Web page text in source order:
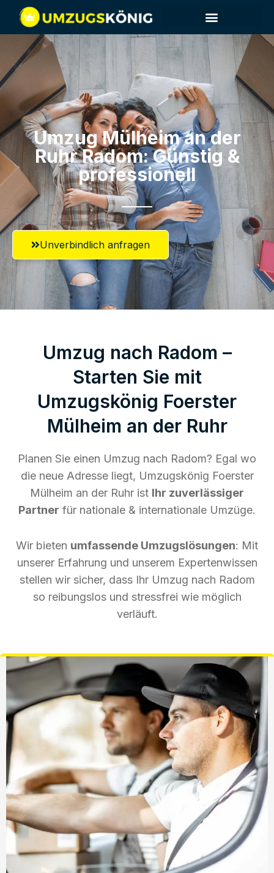
Umzug Mülheim an der
Ruhr​ Radom: Günstig &
professionell​
Unverbindlich anfragen
Umzug nach Radom –
Starten Sie mit
Umzugskönig Foerster
Mülheim an der Ruhr
Planen Sie einen Umzug nach Radom? Egal wo
die neue Adresse liegt, Umzugskönig Foerster
Mülheim an der Ruhr ist Ihr zuverlässiger
Partner für nationale & internationale Umzüge.
Wir bieten umfassende Umzugslösungen: Mit
unserer Erfahrung und unserem Expertenwissen
stellen wir sicher, dass Ihr Umzug nach Radom
so reibungslos und stressfrei wie möglich
verläuft.